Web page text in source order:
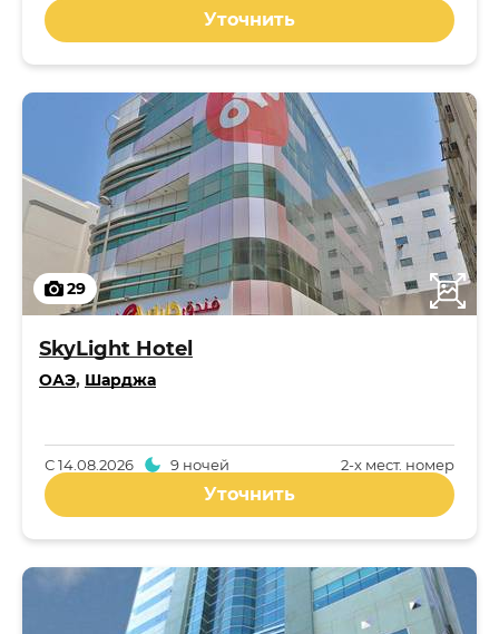
Уточнить
29
SkyLight Hotel
ОАЭ, Шарджа
2-x мест. номер
С14.08.2026 9 ночей
Уточнить